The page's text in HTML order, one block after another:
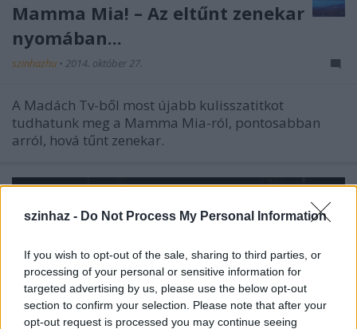
szinhaz - Do Not Process My Personal Information
If you wish to opt-out of the sale, sharing to third parties, or
processing of your personal or sensitive information for
targeted advertising by us, please use the below opt-out
section to confirm your selection. Please note that after your
opt-out request is processed you may continue seeing
Mamma Mia! – Az eltűnt zenekar
nyomában...
szinhazhu • 2014. október 27.
A Madách Tv-ből most újabb kulisszatitkot
tudhatunk meg a Mamma Mia-ról, pontosabban
arról, hová tűnt zenekar.